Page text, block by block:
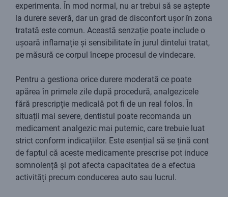
experimenta. În mod normal, nu ar trebui să se aștepte
la durere severă, dar un grad de disconfort ușor în zona
tratată este comun. Această senzație poate include o
ușoară inflamație și sensibilitate în jurul dintelui tratat,
pe măsură ce corpul începe procesul de vindecare.
Pentru a gestiona orice durere moderată ce poate
apărea în primele zile după procedură, analgezicele
fără prescripție medicală pot fi de un real folos. În
situații mai severe, dentistul poate recomanda un
medicament analgezic mai puternic, care trebuie luat
strict conform indicațiilor. Este esențial să se țină cont
de faptul că aceste medicamente prescrise pot induce
somnolență și pot afecta capacitatea de a efectua
activități precum conducerea auto sau lucrul.